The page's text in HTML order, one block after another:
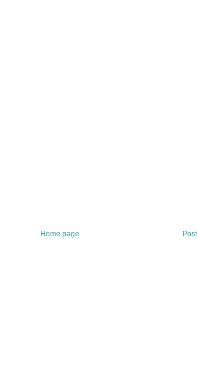
Home page